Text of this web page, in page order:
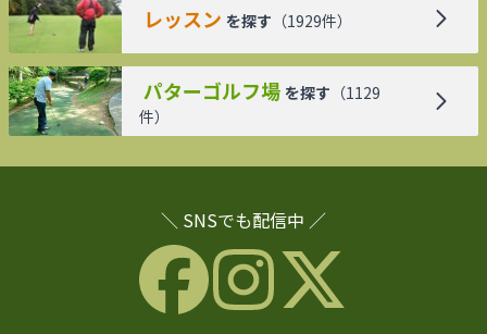
レッスン を探す （1929件）
パターゴルフ場 を探す （1129
件）
＼ SNSでも配信中 ／